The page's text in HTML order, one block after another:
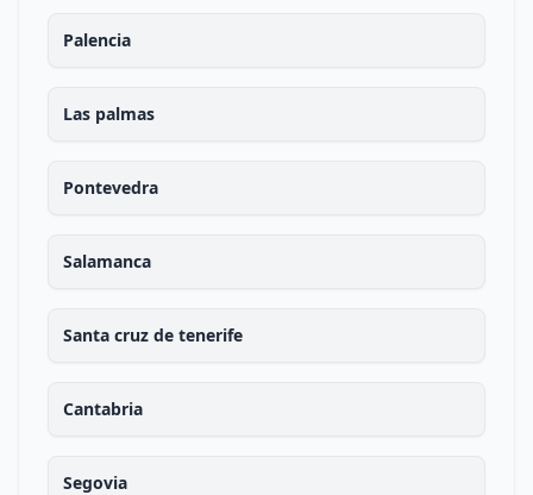
Palencia
Las palmas
Pontevedra
Salamanca
Santa cruz de tenerife
Cantabria
Segovia